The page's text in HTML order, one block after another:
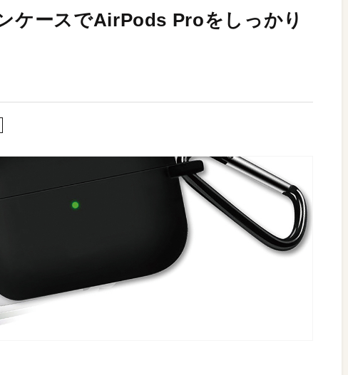
ケースでAirPods Proをしっかり